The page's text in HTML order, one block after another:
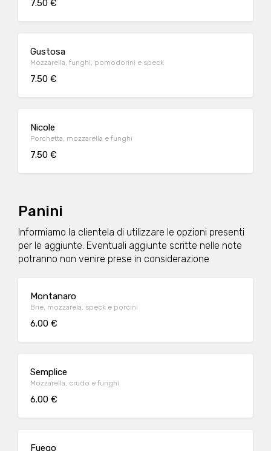
7.50 €
Gustosa
Mozzarella, funghi, pomodorini e speck
7.50 €
Nicole
Porchetta, mozzarella e funghi
7.50 €
Panini
Informiamo la clientela di utilizzare le opzioni presenti
per le aggiunte. Eventuali aggiunte scritte nelle note
potranno non venire prese in considerazione
Montanaro
Brie, mozzarela, speck e porcini
6.00 €
Semplice
Mozzarella, crudo e funghi
6.00 €
Fuego